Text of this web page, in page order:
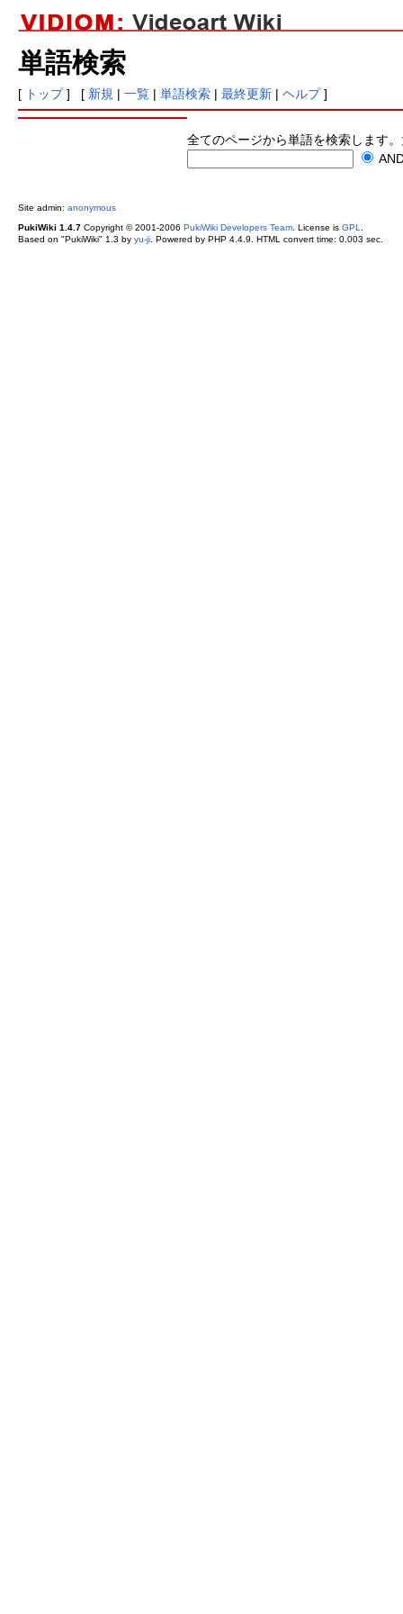
単語検索
[ トップ] [ 新規 | 一覧| 単語検索| 最終更新| ヘルプ]
全てのページから単語を検索します
Site admin: anonymous
PukiWiki 1.4.7Copyright © 2001-2006 PukiWiki Developers Team. License is GPL.
Based on "PukiWiki" 1.3 by yu-ji. Powered by PHP 4.4.9. HTML convert time: 0.003 sec.